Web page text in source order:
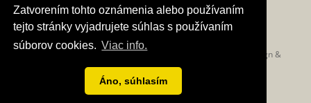
Zatvorením tohto oznámenia alebo používaním
tejto stránky vyjadrujete súhlas s používaním
súborov cookies. Viac info.
Áno, súhlasím
Ľudovít Ódor, All rights reserved. WEB Design &
development:GLS WEB Design